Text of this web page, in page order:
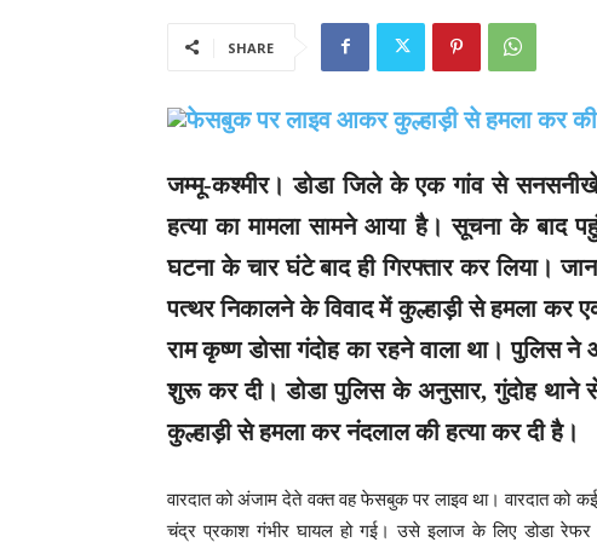
SHARE
जम्मू-कश्मीर। डोडा जिले के एक गांव से
हत्या का मामला सामने आया है। सूचना के बाद
घटना के चार घंटे बाद ही गिरफ्तार कर लिया।
पत्थर निकालने के विवाद में कुल्हाड़ी से हमला कर
राम कृष्ण डोसा गंदोह का रहने वाला था। पुलिस
शुरू कर दी। डोडा पुलिस के अनुसार, गुंदोह थाने से
कुल्हाड़ी से हमला कर नंदलाल की हत्या कर दी है।
वारदात को अंजाम देते वक्त वह फेसबुक पर लाइव था। वारदात को कई
चंद्र प्रकाश गंभीर घायल हो गई। उसे इलाज के लिए डोडा